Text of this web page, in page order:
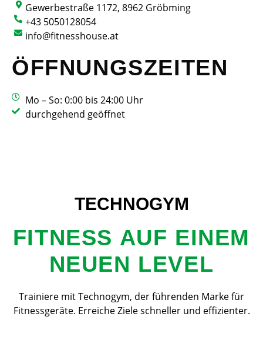
Gewerbestraße 1172, 8962 Gröbming
+43 5050128054
info@fitnesshouse.at
ÖFFNUNGSZEITEN
Mo – So: 0:00 bis 24:00 Uhr
durchgehend geöffnet
TECHNOGYM
FITNESS AUF EINEM
NEUEN LEVEL
Trainiere mit Technogym, der führenden Marke für
Fitnessgeräte. Erreiche Ziele schneller und effizienter.